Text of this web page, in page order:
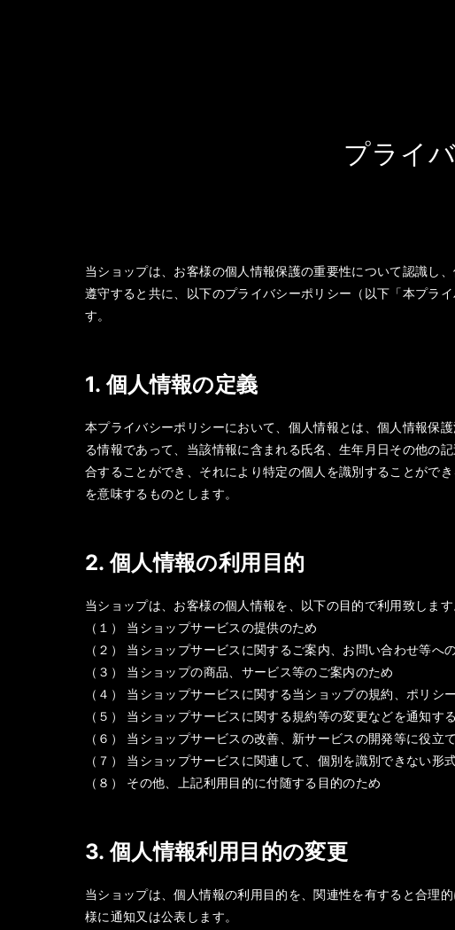
プライ
当ショップは、お客様の個人情報保護の重要性について認識し
遵守すると共に、以下のプライバシーポリシー（以下「本プラ
す。
1. 個人情報の定義
本プライバシーポリシーにおいて、個人情報とは、個人情報保
る情報であって、当該情報に含まれる氏名、生年月日その他の
合することができ、それにより特定の個人を識別することがで
を意味するものとします。
2. 個人情報の利用目的
当ショップは、お客様の個人情報を、以下の目的で利用致します
（１） 当ショップサービスの提供のため
（２） 当ショップサービスに関するご案内、お問い合わせ等へ
（３） 当ショップの商品、サービス等のご案内のため
（４） 当ショップサービスに関する当ショップの規約、ポリ
（５） 当ショップサービスに関する規約等の変更などを通知す
（６） 当ショップサービスの改善、新サービスの開発等に役立
（７） 当ショップサービスに関連して、個別を識別できない形
（８） その他、上記利用目的に付随する目的のため
3. 個人情報利用目的の変更
当ショップは、個人情報の利用目的を、関連性を有すると合理
様に通知又は公表します。